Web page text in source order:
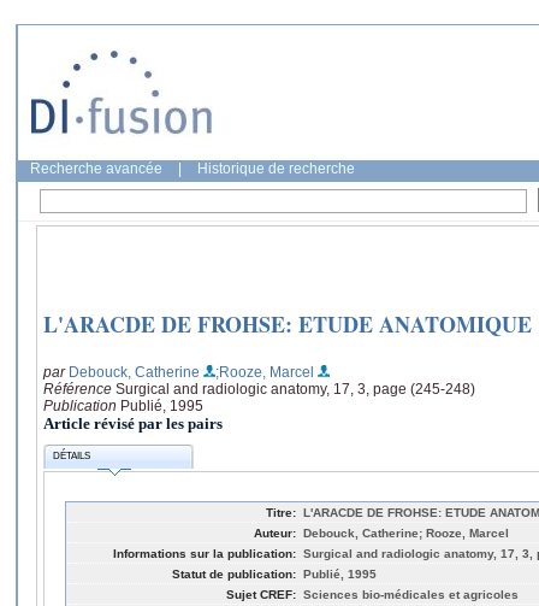
Recherche avancée Historique de recherche
L'ARACDE DE FROHSE: ETUDE ANATOMIQUE
par Debouck, Catherine
;Rooze, Marcel
Référence Surgical and radiologic anatomy, 17, 3, page (245-248)
Publication Publié, 1995
Article révisé par les pairs
DÉTAILS
Titre: L'ARACDE DE FROHSE: ETUDE
Auteur: Debouck, Catherine; Rooze, Marcel
Informations sur la publication: Surgical and radiologic anatomy, 17, 3,
Statut de publication: Publié, 1995
Sujet CREF: Sciences bio-médicales et agricoles